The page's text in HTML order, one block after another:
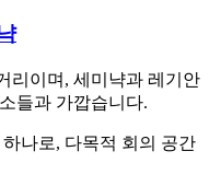
리이며, 세미냑과 레기안
들과 가깝습니다.
나로, 다목적 회의 공간